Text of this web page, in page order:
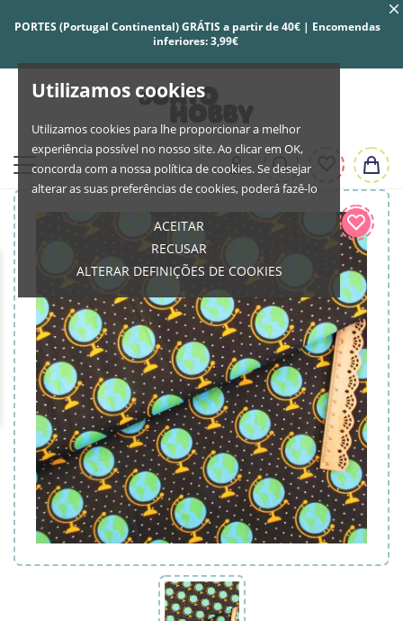
Utilizamos cookies
Utilizamos cookies para lhe proporcionar a melhor
experiência possível no nosso site. Ao clicar em OK,
concorda com a nossa política de cookies. Se desejar
alterar as suas preferências de cookies, poderá fazê-lo
ACEITAR
RECUSAR
ALTERAR DEFINIÇÕES DE COOKIES
PORTES (Portugal Continental) GRÁTIS a partir de 40€ | Encomendas
inferiores: 3,99€